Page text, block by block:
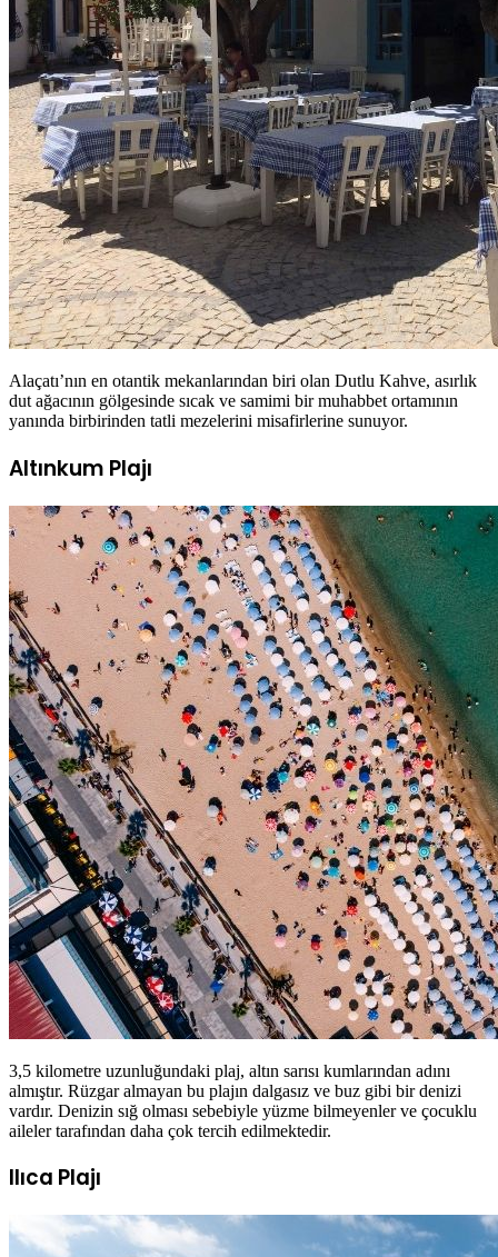
Alaçatı’nın en otantik mekanlarından biri olan Dutlu Kahve, asırlık
dut ağacının gölgesinde sıcak ve samimi bir muhabbet ortamının
yanında birbirinden tatli mezelerini misafirlerine sunuyor.
Altınkum Plajı
3,5 kilometre uzunluğundaki plaj, altın sarısı kumlarından adını
almıştır. Rüzgar almayan bu plajın dalgasız ve buz gibi bir denizi
vardır. Denizin sığ olması sebebiyle yüzme bilmeyenler ve çocuklu
aileler tarafından daha çok tercih edilmektedir.
Ilıca Plajı